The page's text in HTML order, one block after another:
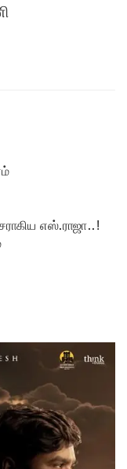
எஸ்.ராஜா..!